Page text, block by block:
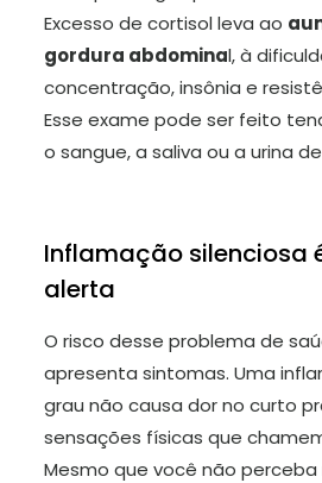
Excesso de cortisol leva ao
gordura abdominal, à
concentração, insônia e
Esse exame pode ser feito
o sangue, a saliva ou a urina
Inflamação silenciosa
alerta
O risco desse problema de
apresenta sintomas. Uma
grau não causa dor no curto
sensações físicas que
Mesmo que você não